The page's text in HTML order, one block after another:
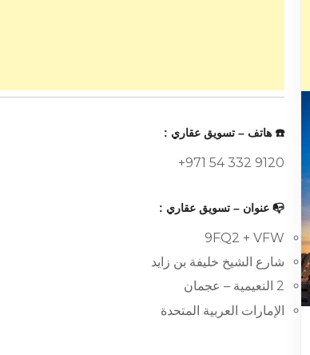
☎️ هاتف – تسويق عقاري :
+971 54 332 9120
📭 عنوان – تسويق عقاري :
9FQ2 + VFW
شارع الشيخ خليفة بن زايد
2 النعيمية – عجمان
الإمارات العربية المتحدة